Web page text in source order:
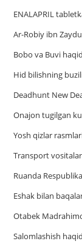
ENALAPRIL
Ar-Robiy ibn
Bobo va Buvi
Hid bilishning
Deadhunt New
Onajon tugilgan
Yosh qizlar
Trаnsport
Ruanda
Eshak bilan
Otabek
Salomlashish